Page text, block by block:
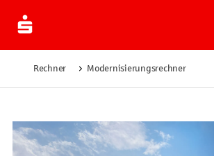
Rechner Modernisierungsrechner